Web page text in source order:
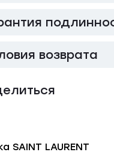
возврата
SAINT LAURENT